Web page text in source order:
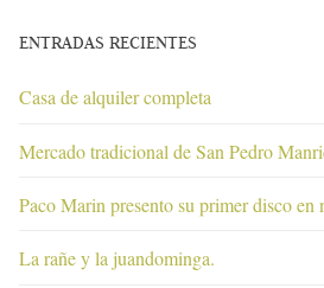
ENTRADAS RECIENTES
Casa de alquiler completa
Mercado tradicional de San Pedro
Paco Marin presento su primer disco en
La rañe y la juandominga.